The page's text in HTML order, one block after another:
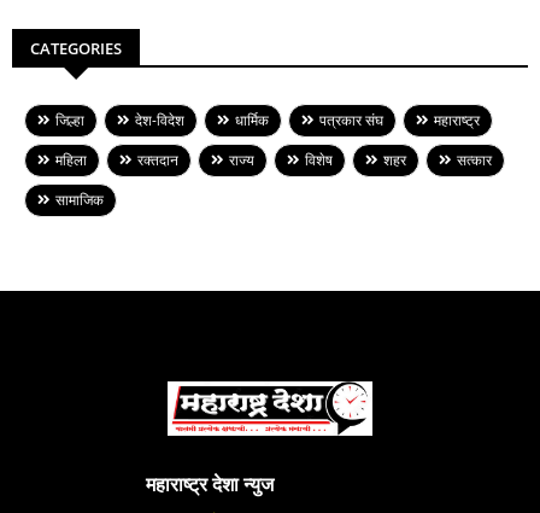
CATEGORIES
जिल्हा देश-विदेश धार्मिक पत्रकार संघ
महाराष्ट्र
महिला
रक्तदान राज्य विशेष शहर
सत्कार
सामाजिक
महाराष्ट्र देशा न्युज